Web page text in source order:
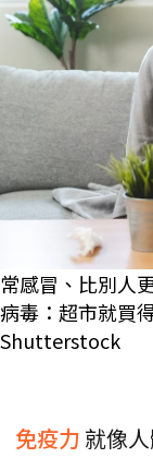
常感冒、比別人
病毒：超市就買
Shutterstock
免疫力 就像